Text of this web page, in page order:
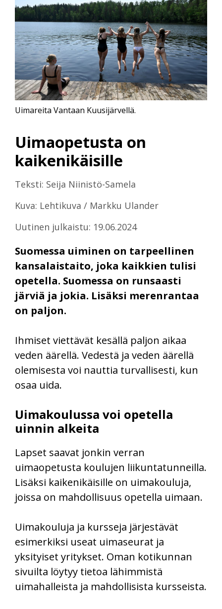
Uimaopetusta on
kaikenikäisille
Teksti: Seija Niinistö-Samela
Kuva: Lehtikuva / Markku Ulander
Uutinen julkaistu: 19.06.2024
Suomessa uiminen on tarpeellinen
kansalaistaito, joka kaikkien tulisi
opetella. Suomessa on runsaasti
järviä ja jokia. Lisäksi merenrantaa
on paljon.
Uimareita Vantaan Kuusijärvellä.
Ihmiset viettävät kesällä paljon aikaa
veden äärellä. Vedestä ja veden äärellä
olemisesta voi nauttia turvallisesti, kun
osaa uida.
Uimakoulussa voi opetella
uinnin alkeita
Lapset saavat jonkin verran
uimaopetusta koulujen liikuntatunneilla.
Lisäksi kaikenikäisille on uimakouluja,
joissa on mahdollisuus opetella uimaan.
Uimakouluja ja kursseja järjestävät
esimerkiksi useat uimaseurat ja
yksityiset yritykset. Oman kotikunnan
sivuilta löytyy tietoa lähimmistä
uimahalleista ja mahdollisista kursseista.